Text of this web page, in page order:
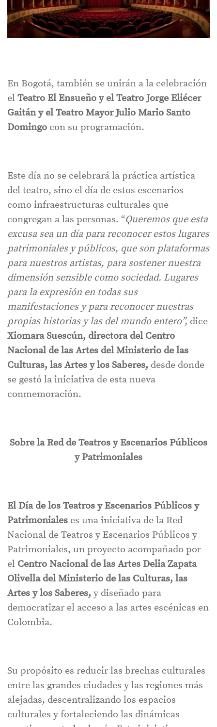
En Bogotá, también se unirán a la celebración
el Teatro El Ensueño y el Teatro Jorge Eliécer
Gaitán y el Teatro Mayor Julio Mario Santo
Domingo con su programación.
Este día no se celebrará la práctica artística
del teatro, sino el día de estos escenarios
como infraestructuras culturales que
congregan a las personas. “Queremos que esta
excusa sea un día para reconocer estos lugares
patrimoniales y públicos, que son plataformas
para nuestros artistas, para sostener nuestra
dimensión sensible como sociedad. Lugares
para la expresión en todas sus
manifestaciones y para reconocer nuestras
propias historias y las del mundo entero”, dice
Xiomara Suescún, directora del Centro
Nacional de las Artes del Ministerio de las
Culturas, las Artes y los Saberes, desde donde
se gestó la iniciativa de esta nueva
conmemoración.
Sobre la Red de Teatros y Escenarios Públicos
y Patrimoniales
El Día de los Teatros y Escenarios Públicos y
Patrimoniales es una iniciativa de la Red
Nacional de Teatros y Escenarios Públicos y
Patrimoniales, un proyecto acompañado por
el Centro Nacional de las Artes Delia Zapata
Olivella del Ministerio de las Culturas, las
Artes y los Saberes, y diseñado para
democratizar el acceso a las artes escénicas en
Colombia.
Su propósito es reducir las brechas culturales
entre las grandes ciudades y las regiones más
alejadas, descentralizando los espacios
culturales y fortaleciendo las dinámicas